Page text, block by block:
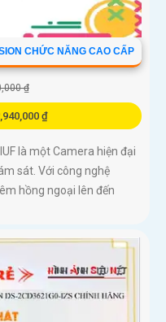
CHỨC NĂNG CAO CẤP
₫
₫
là một Camera hiện đại
sát. Với công nghệ
hồng ngoại lên đến